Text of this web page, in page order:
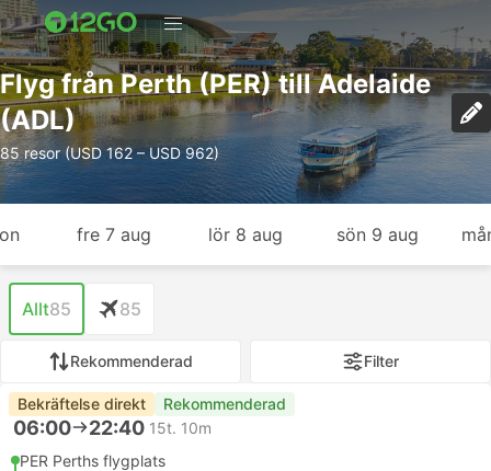
Flyg från Perth (PER) till Adelaide
(ADL)
85 resor (USD 162 – USD 962)
fre 7 aug lör 8 aug sön 9 aug
Allt85 85
Rekommenderad Filter
Bekräftelse direkt Rekommenderad
06:00 22:40 15t. 10m
PER Perths flygplats